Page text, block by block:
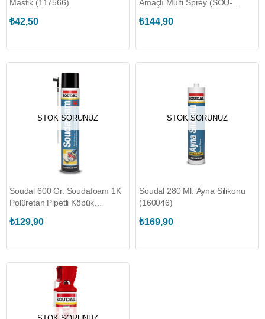
Mastik (117566)
₺42,50
Amaçlı Multi Sprey (SOU-
₺144,90
STOK SORUNUZ
Soudal 600 Gr. Soudafoam 1K
Polüretan Pipetli Köpük
₺129,90
STOK SORUNUZ
Soudal 280 Ml. Ayna Silikonu
(160046)
₺169,90